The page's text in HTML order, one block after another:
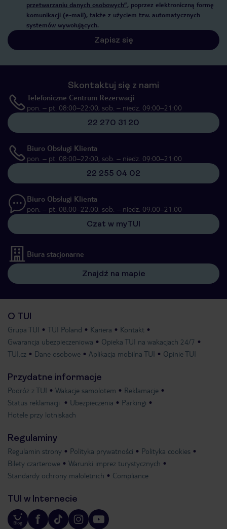
przetwarzaniu danych osobowych”, poprzez elektroniczną formę
komunikacji (e-mail), także z użyciem tzw. automatycznych
systemów wywołujących.
Zapisz się
Skontaktuj się z nami
Telefoniczne Centrum Rezerwacji
pon. – pt. 08:00–22:00, sob. – niedz. 09:00–21:00
22 270 31 20
Biuro Obsługi Klienta
pon. – pt. 08:00–22:00, sob. – niedz. 09:00–21:00
22 255 04 02
Biuro Obsługi Klienta
pon. – pt. 08:00–22:00, sob. – niedz. 09:00–21:00
Czat w myTUI
Biura stacjonarne
Znajdź na mapie
O TUI
Grupa TUI TUI Poland Kariera
Kontakt
Gwarancja ubezpieczeniowa
Opieka TUI na wakacjach 24/7
TUI.cz
Dane osobowe Aplikacja mobilna TUI Opinie TUI
Przydatne informacje
Podróż z TUI Wakacje samolotem
Reklamacje
Status reklamacji
Ubezpieczenia
Parkingi
Hotele przy lotniskach
Regulaminy
Regulamin strony Polityka prywatności
Polityka cookies
Bilety czarterowe
Warunki imprez turystycznych
Standardy ochrony małoletnich
Compliance
TUI w Internecie